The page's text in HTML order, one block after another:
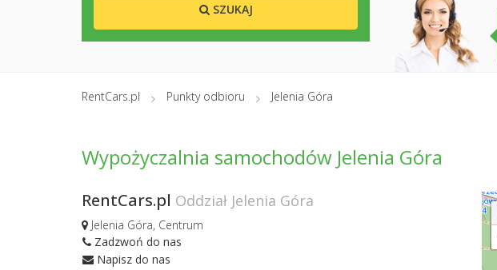
SZUKAJ
RentCars.pl Punkty odbioru Jelenia Góra
Wypożyczalnia samochodów Jelenia Góra
RentCars.pl Oddział Jelenia Góra
Jelenia Góra, Centrum
Zadzwoń do nas
Napisz do nas